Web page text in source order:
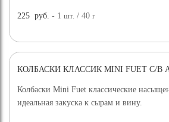
225 руб. - 1шт. / 40г
КОЛБАСКИ КЛАССИК MINI FUET С/В
Колбаски Mini Fuet классические
идеальная закуска к сырам и вину.